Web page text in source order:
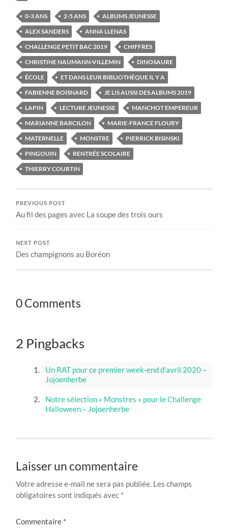
0-3 ANS 2-5 ANS
ALBUMS JEUNESSE
ALEX SANDERS
ANNA LLENAS
CHALLENGE PETIT BAC 2019
CHIFFRES
CHRISTINE NAUMANN-VILLEMIN
DINOSAURE
ÉCOLE
ET DANS LEUR BIBLIOTHÈQUE IL Y A
FABIENNE BOISNARD
JE LIS AUSSI DES ALBUMS 2019
LAPIN
LECTURE JEUNESSE
MANCHOT EMPEREUR
MARIANNE BARCILON
MARIE-FRANCE FLOURY
MATERNELLE
MONSTRE
PIERRICK BISINSKI
PINGOUIN
RENTRÉE SCOLAIRE
THIERRY COURTIN
PREVIOUS POST
Au fil des pages avec La soupe des trois ours
NEXT POST
Des champignons au Boréon
0 Comments
2 Pingbacks
Un RAT pour ce premier week-end d’avril 2020 –
Jojoenherbe
Notre sélection « Monstres » pour le Challenge
Halloween – Jojoenherbe
Laisser un commentaire
Votre adresse e-mail ne sera pas publiée. Les champs
obligatoires sont indiqués avec *
Commentaire *